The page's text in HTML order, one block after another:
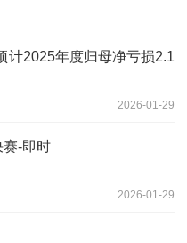
计2025年度归母净亏损2.1
2026-01-29
赛-即时
2026-01-29